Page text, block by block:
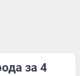
за 4